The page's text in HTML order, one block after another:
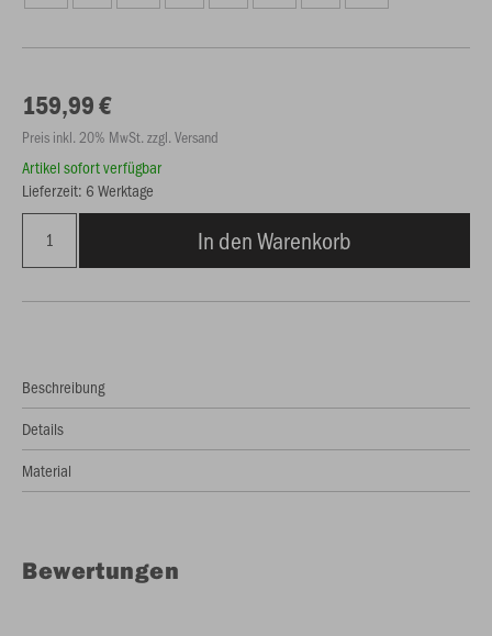
159,99 €
Preis inkl. 20% MwSt. zzgl. Versand
Artikel sofort verfügbar
Lieferzeit: 6 Werktage
In den Warenkorb
Beschreibung
Details
Material
Bewertungen